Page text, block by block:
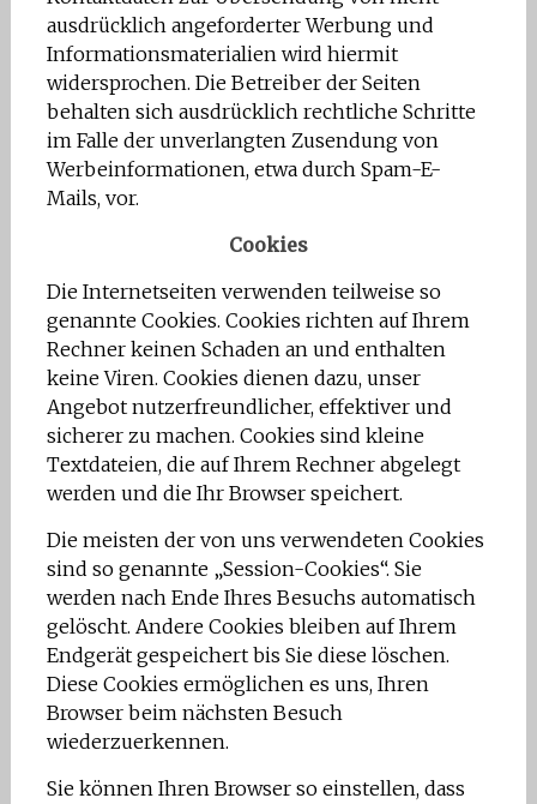
ausdrücklich angeforderter Werbung und
Informationsmaterialien wird hiermit
widersprochen. Die Betreiber der Seiten
behalten sich ausdrücklich rechtliche Schritte
im Falle der unverlangten Zusendung von
Werbeinformationen, etwa durch Spam-E-
Mails, vor.
Cookies
Die Internetseiten verwenden teilweise so
genannte Cookies. Cookies richten auf Ihrem
Rechner keinen Schaden an und enthalten
keine Viren. Cookies dienen dazu, unser
Angebot nutzerfreundlicher, effektiver und
sicherer zu machen. Cookies sind kleine
Textdateien, die auf Ihrem Rechner abgelegt
werden und die Ihr Browser speichert.
Die meisten der von uns verwendeten Cookies
sind so genannte „Session-Cookies“. Sie
werden nach Ende Ihres Besuchs automatisch
gelöscht. Andere Cookies bleiben auf Ihrem
Endgerät gespeichert bis Sie diese löschen.
Diese Cookies ermöglichen es uns, Ihren
Browser beim nächsten Besuch
wiederzuerkennen.
Sie können Ihren Browser so einstellen, dass